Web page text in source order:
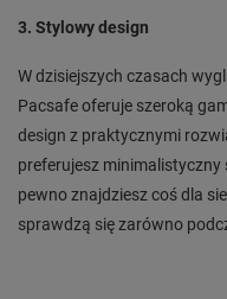
3. Stylowy design
W dzisiejszych czasach
Pacsafe oferuje szeroką
design z praktycznymi
preferujesz minimalistyczny
pewno znajdziesz coś dla
sprawdzą się zarówno